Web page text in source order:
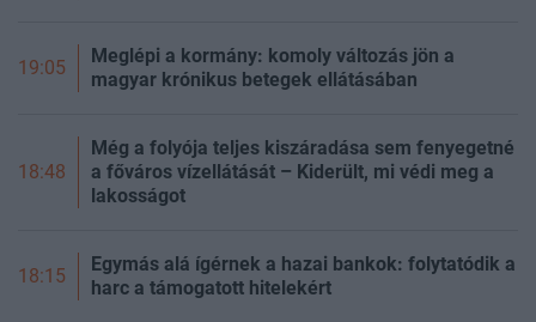
19:05
Meglépi a kormány: komoly változás jön a
magyar krónikus betegek ellátásában
18:48
Még a folyója teljes kiszáradása sem fenyegetné
a főváros vízellátását – Kiderült, mi védi meg a
lakosságot
18:15
Egymás alá ígérnek a hazai bankok: folytatódik a
harc a támogatott hitelekért